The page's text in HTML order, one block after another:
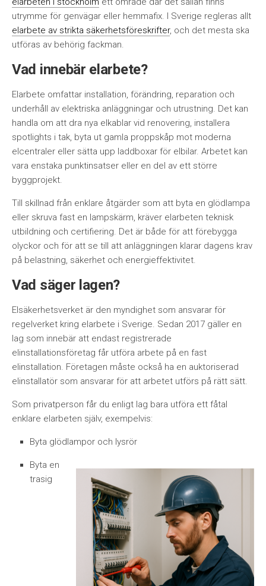
utrymme för genvägar eller hemmafix. I Sverige regleras allt
elarbete av strikta säkerhetsföreskrifter, och det mesta ska
utföras av behörig fackman.
Vad innebär elarbete?
Elarbete omfattar installation, förändring, reparation och
underhåll av elektriska anläggningar och utrustning. Det kan
handla om att dra nya elkablar vid renovering, installera
spotlights i tak, byta ut gamla proppskåp mot moderna
elcentraler eller sätta upp laddboxar för elbilar. Arbetet kan
vara enstaka punktinsatser eller en del av ett större
byggprojekt.
Till skillnad från enklare åtgärder som att byta en glödlampa
eller skruva fast en lampskärm, kräver elarbeten teknisk
utbildning och certifiering. Det är både för att förebygga
olyckor och för att se till att anläggningen klarar dagens krav
på belastning, säkerhet och energieffektivitet.
Vad säger lagen?
Elsäkerhetsverket är den myndighet som ansvarar för
regelverket kring elarbete i Sverige. Sedan 2017 gäller en
lag som innebär att endast registrerade
elinstallationsföretag får utföra arbete på en fast
elinstallation. Företagen måste också ha en auktoriserad
elinstallatör som ansvarar för att arbetet utförs på rätt sätt.
Som privatperson får du enligt lag bara utföra ett fåtal
enklare elarbeten själv, exempelvis:
Byta glödlampor och lysrör
Byta en
trasig